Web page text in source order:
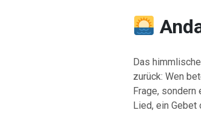
Das
zurück: Wen
Frage,
Lied, ein Gebet